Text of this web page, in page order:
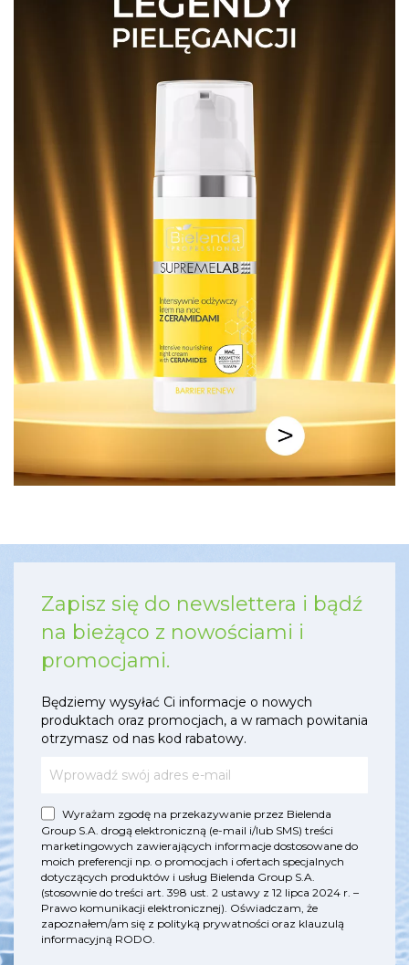
Zapisz się do newslettera i bądź
na bieżąco z nowościami i
promocjami.
Będziemy wysyłać Ci informacje o nowych
produktach oraz promocjach, a w ramach powitania
otrzymasz od nas kod rabatowy.
Wyrażam zgodę na przekazywanie przez Bielenda
Group S.A. drogą elektroniczną (e-mail i/lub SMS) treści
marketingowych zawierających informacje dostosowane do
moich preferencji np. o promocjach i ofertach specjalnych
dotyczących produktów i usług Bielenda Group S.A.
(stosownie do treści art. 398 ust. 2 ustawy z 12 lipca 2024 r. –
Prawo komunikacji elektronicznej). Oświadczam, że
zapoznałem/am się z polityką prywatności oraz klauzulą
informacyjną RODO